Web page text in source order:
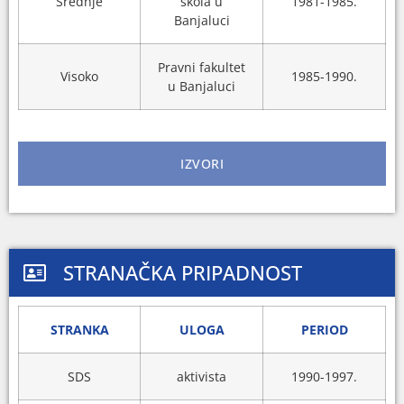
Banjaluci
Visoko
Pravni fakultet
u Banjaluci
1985-1990.
IZVORI
STRANAČKA PRIPADNOST
STRANKA ULOGA PERIOD
SDS aktivista 1990-1997.